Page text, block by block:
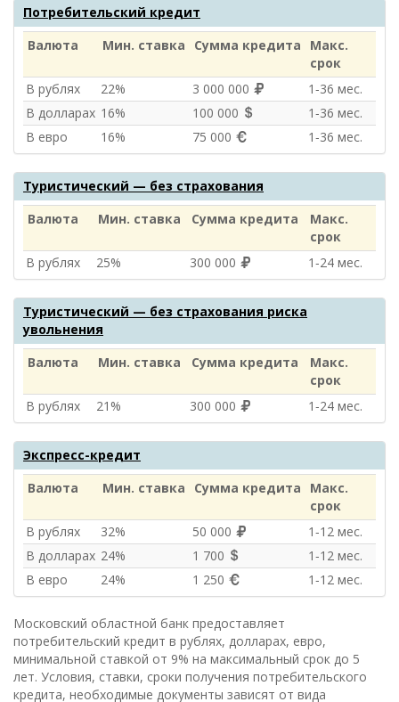
Потребительский кредит
Валюта
Мин. ставка Сумма кредита
Макс.
срок
В рублях
22% 3 000 000
1‑36 мес.
В долларах 16% 100 000
1‑36 мес.
В евро
16% 75 000 1‑36 мес.
Туристический — без страхования
Валюта
Мин. ставка Сумма кредита
Макс.
срок
В рублях
25% 300 000 1‑24 мес.
Туристический — без страхования риска
увольнения
Валюта
Мин. ставка Сумма кредита
Макс.
срок
В рублях
21% 300 000 1‑24 мес.
Экспресс-кредит
Валюта
Мин. ставка Сумма кредита
Макс.
срок
В рублях
32% 50 000
1‑12 мес.
В долларах 24% 1 700
1‑12 мес.
В евро
24% 1 250 1‑12 мес.
Московский областной банк предоставляет
потребительский кредит в рублях, долларах, евро,
минимальной ставкой от 9% на максимальный срок до 5
лет. Условия, ставки, сроки получения потребительского
кредита, необходимые документы зависят от вида